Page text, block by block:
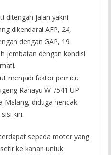
ditengah jalan yakni
dikendarai AFP, 24,
dengan GAP, 19.
jembatan dengan kondisi
menjadi faktor pemicu
Rahayu W 7541 UP
Malang, diduga hendak
kiri.
sepeda motor yang
ke kanan untuk